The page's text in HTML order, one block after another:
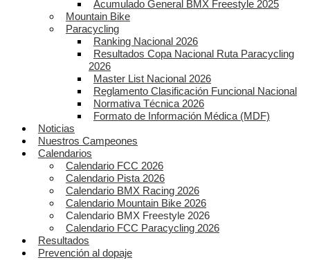
Acumulado General BMX Freestyle 2025
Mountain Bike
Paracycling
Ranking Nacional 2026
Resultados Copa Nacional Ruta Paracycling
2026
Master List Nacional 2026
Reglamento Clasificación Funcional Nacional
Normativa Técnica 2026
Formato de Información Médica (MDF)
Noticias
Nuestros Campeones
Calendarios
Calendario FCC 2026
Calendario Pista 2026
Calendario BMX Racing 2026
Calendario Mountain Bike 2026
Calendario BMX Freestyle 2026
Calendario FCC Paracycling 2026
Resultados
Prevención al dopaje